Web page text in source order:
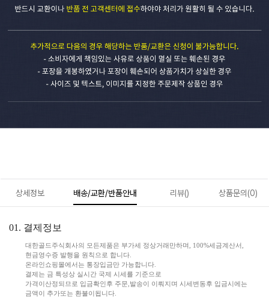
상세정보 배송/교환/반품안내 리뷰() 상품문의(0)
01. 결제정보
대한골드주식회사의 모든제품은 부가세 정상거래만하며, 100%세금계산서,
현금영수증 발행을 원칙으로 합니다.
온라인쇼핑몰에서는 통장입금만 가능합니다.
결제는 금 특성상 실시간 국제 시세를 기준으로
가격이산정되므로 입금확인후 주문,발송이 이뤄지며 시세변동후 입금시에는
금액이 추가또는 환불이됩니다.